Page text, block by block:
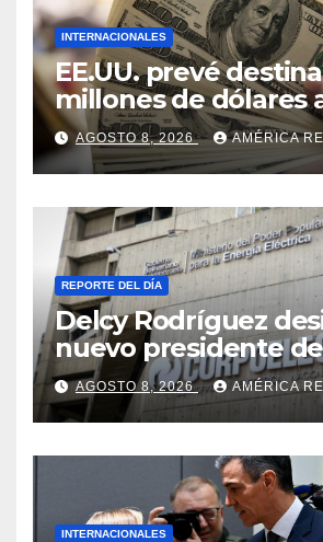
INTERNACIONALES
EE.UU. prevé
millones de dólares
Colombia para un
de seguridad
AGOSTO 8, 2026 AMÉRICA
REPORTE DEL DÍA
Delcy Rodríguez
nuevo presidente de
Corpoelec y nuevo
viceministro de
Eléctricos
AGOSTO 8, 2026 AMÉRICA
INTERNACIONALES